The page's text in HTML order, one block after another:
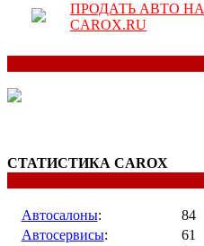
ПРОДАТЬ АВТО НА
CAROX.RU
СТАТИСТИКА CAROX
Автосалоны:
84
Автосервисы:
61